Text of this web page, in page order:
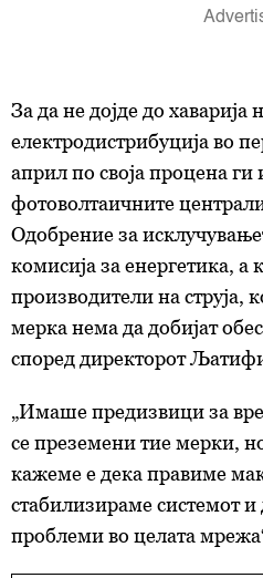
За да не дојде до
електродистрибуција во
април по своја процена ги
фотоволтаичните
Одобрение за
комисија за енергетика, а
производители на струја,
мерка нема да добијат
според директорот
„Имаше предизвици за
се преземени тие мерки,
кажеме е дека правиме
стабилизираме системот
проблеми во целата